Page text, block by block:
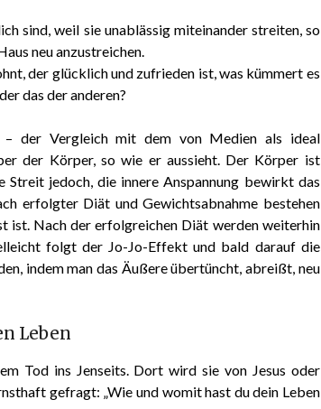
sind, weil sie unablässig miteinander streiten, so
neu anzustreichen.
der glücklich und zufrieden ist, was kümmert es
das der anderen?
– der Vergleich mit dem von Medien als ideal
der Körper, so wie er aussieht. Der Körper ist
jedoch, die innere Anspannung bewirkt das
erfolgter Diät und Gewichtsabnahme bestehen
ist. Nach der erfolgreichen Diät werden weiterhin
folgt der Jo-Jo-Effekt und bald darauf die
indem man das Äußere übertüncht, abreißt, neu
Leben
Tod ins Jenseits. Dort wird sie von Jesus oder
gefragt: „Wie und womit hast du dein Leben